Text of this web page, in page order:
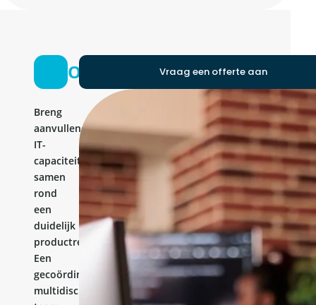
Ontwikkelteam
Breng
aanvullende
IT-
capaciteit
samen
rond
een
duidelijk
productresultaat.
Een
gecoördineerd
multidisciplinair
Vraag een offerte aan